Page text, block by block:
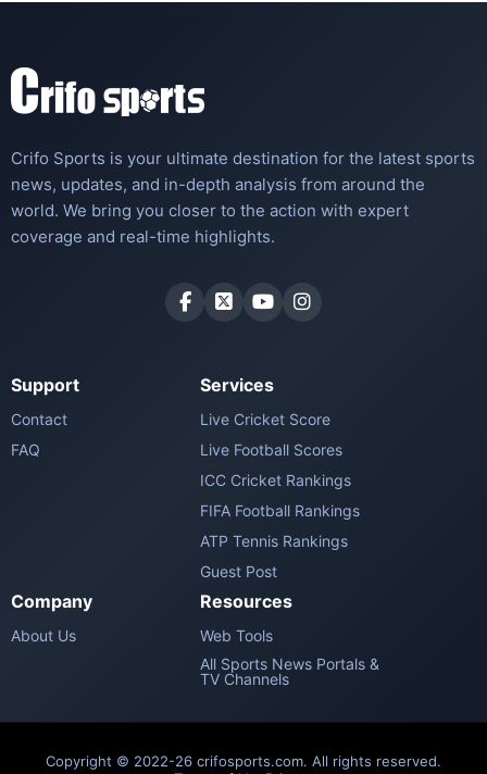
Crifo Sports is your ultimate destination for the latest sports
news, updates, and in-depth analysis from around the
world. We bring you closer to the action with expert
coverage and real-time highlights.
Support
Contact
FAQ
Services
Live Cricket Score
Live Football Scores
ICC Cricket Rankings
FIFA Football Rankings
ATP Tennis Rankings
Guest Post
Company
About Us
Resources
Web Tools
All Sports News Portals &
TV Channels
Copyright © 2022-26 crifosports.com. All rights reserved.